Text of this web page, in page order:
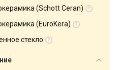
(Schott Ceran)
(EuroKera)
стекло